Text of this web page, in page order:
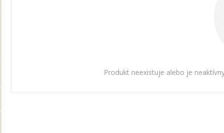
Produkt neexistuje alebo je